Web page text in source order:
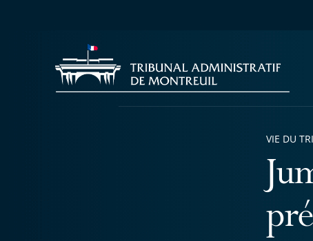
VIE DU